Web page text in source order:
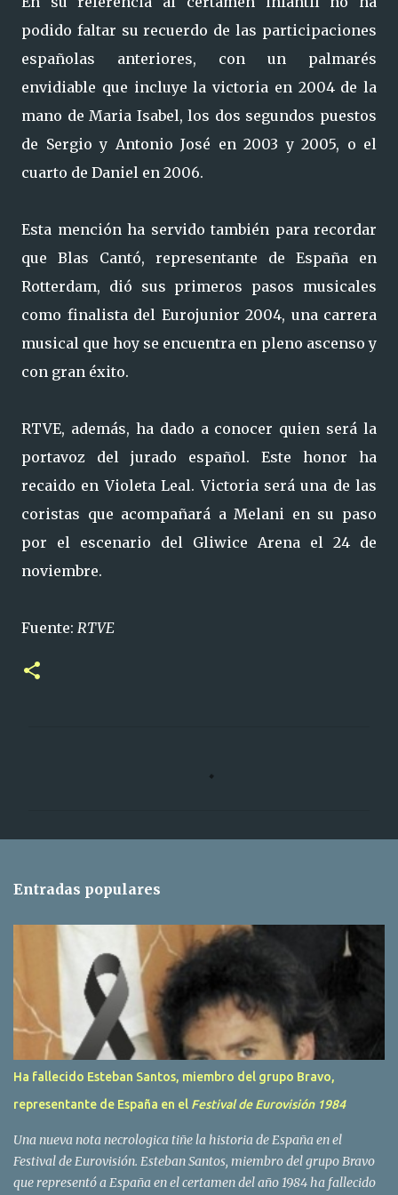
podido faltar su recuerdo de las participaciones
españolas anteriores, con un palmarés
envidiable que incluye la victoria en 2004 de la
mano de Maria Isabel, los dos segundos puestos
de Sergio y Antonio José en 2003 y 2005, o el
cuarto de Daniel en 2006.
Esta mención ha servido también para recordar
que Blas Cantó, representante de España en
Rotterdam, dió sus primeros pasos musicales
como finalista del Eurojunior 2004, una carrera
musical que hoy se encuentra en pleno ascenso y
con gran éxito.
RTVE, además, ha dado a conocer quien será la
portavoz del jurado español. Este honor ha
recaido en Violeta Leal. Victoria será una de las
coristas que acompañará a Melani en su paso
por el escenario del Gliwice Arena el 24 de
noviembre.
Fuente: RTVE
r
s
Entradas populares
Ha fallecido Esteban Santos, miembro del grupo Bravo,
representante de España en el Festival de Eurovisión 1984
Una nueva nota necrologica tiñe la historia de España en el
Festival de Eurovisión. Esteban Santos, miembro del grupo Bravo
que representó a España en el certamen del año 1984 ha fallecido